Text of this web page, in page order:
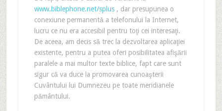
www.biblephone.net/splus, dar presupunea o
conexiune permanentă a telefonului la Internet,
lucru ce nu era accesibil pentru toţi cei interesaţi.
De aceea, am decis să trec la dezvoltarea aplicaţiei
existente, pentru a putea oferi posibilitatea afişării
paralele a mai multor texte biblice, fapt care sunt
sigur că va duce la promovarea cunoaşterii
Cuvântului lui Dumnezeu pe toate meridianele
pământului.